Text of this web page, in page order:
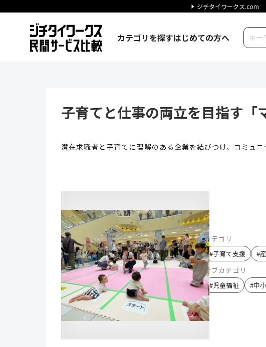
ジチタイワークス.com
カテゴリを探すはじめての方へ
子育てと仕事の両立を目指す「
潜在求職者と子育てに理解のある企業を結びつけ、コミュニ
カテゴリ
#子育て支援 #
サブカテゴリ
#児童福祉 #中